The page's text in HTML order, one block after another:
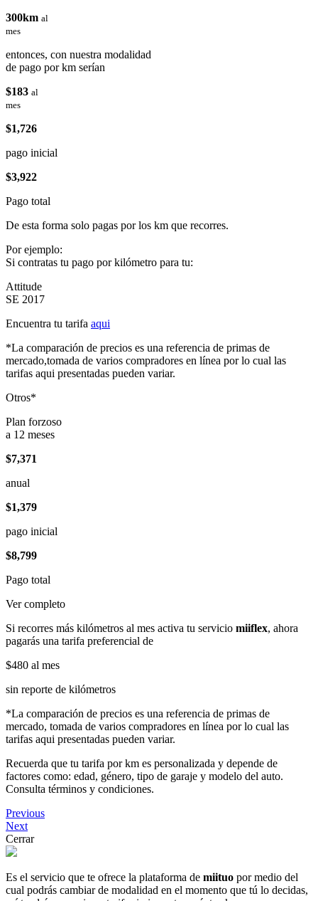
300km al
mes
entonces, con nuestra modalidad
de pago por km serían
$183 al
mes
$1,726
pago inicial
$3,922
Pago total
De esta forma solo pagas por los km que recorres.
Por ejemplo:
Si contratas tu pago por kilómetro para tu:
Attitude
SE 2017
Encuentra tu tarifa aqui
*La comparación de precios es una referencia de primas de
mercado,tomada de varios compradores en línea por lo cual las
tarifas aqui presentadas pueden variar.
Otros*
Plan forzoso
a 12 meses
$7,371
anual
$1,379
pago inicial
$8,799
Pago total
Ver completo
Si recorres más kilómetros al mes activa tu servicio miiflex, ahora
pagarás una tarifa preferencial de
$480 al mes
sin reporte de kilómetros
*La comparación de precios es una referencia de primas de
mercado, tomada de varios compradores en línea por lo cual las
tarifas aqui presentadas pueden variar.
Recuerda que tu tarifa por km es personalizada y depende de
factores como: edad, género, tipo de garaje y modelo del auto.
Consulta términos y condiciones.
Previous
Next
Cerrar
Es el servicio que te ofrece la plataforma de miituo por medio del
cual podrás cambiar de modalidad en el momento que tú lo decidas,